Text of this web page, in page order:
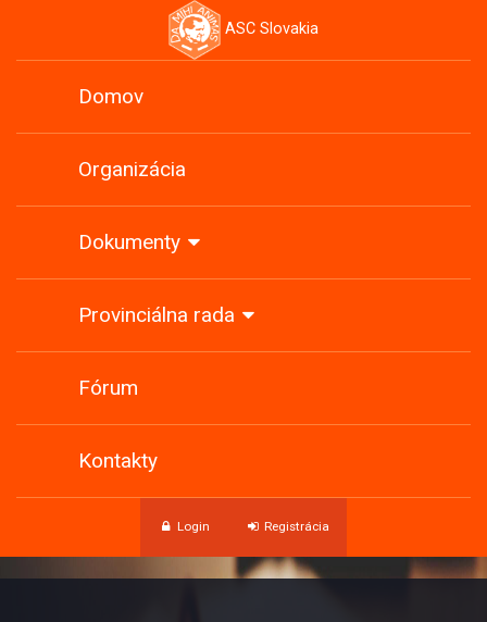
ASC Slovakia
Domov
Organizácia
Dokumenty
Provinciálna rada
Fórum
Kontakty
Login Registrácia